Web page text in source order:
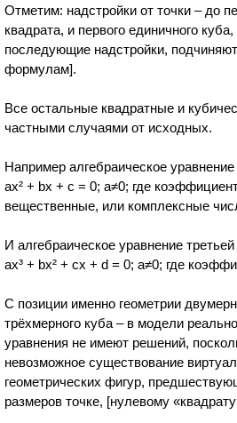
Отметим: надстройки от точки – до
квадрата, и первого единичного
последующие надстройки,
формулам].
Все остальные квадратные и
частными случаями от исходных.
Например алгебраическое
аx² + bx + c = 0; a≠0; где
вещественные, или комплексные
И алгебраическое уравнение
ax³ + bx² + cx + d = 0; a≠0; где
С позиции именно геометрии
трёхмерного куба – в модели
уравнения не имеют решений,
невозможное существование
геометрических фигур,
размеров точке, [нулевому